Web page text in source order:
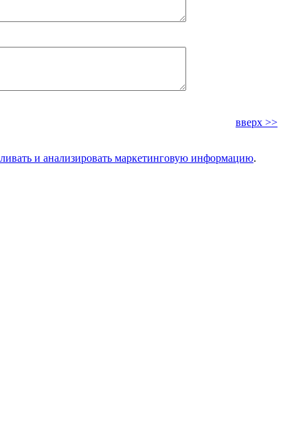
вверх >>
и анализировать маркетинговую информацию.